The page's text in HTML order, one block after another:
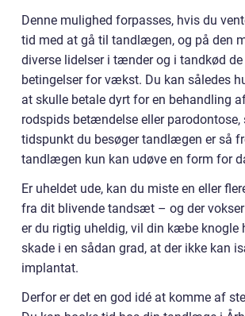
Denne mulighed forpasses, hvis du
tid med at gå til tandlægen, og på den
diverse lidelser i tænder og i tandkød
betingelser for vækst. Du kan således
at skulle betale dyrt for en behandling
rodspids betændelse eller parodontose,
tidspunkt du besøger tandlægen er så
tandlægen kun kan udøve en form for
Er uheldet ude, kan du miste en eller
fra dit blivende tandsæt – og der vokser
er du rigtig uheldig, vil din kæbe knogle
skade i en sådan grad, at der ikke kan
implantat.
Derfor er det en god idé at komme af